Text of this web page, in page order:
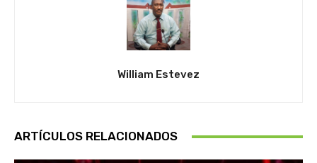
William Estevez
ARTÍCULOS RELACIONADOS